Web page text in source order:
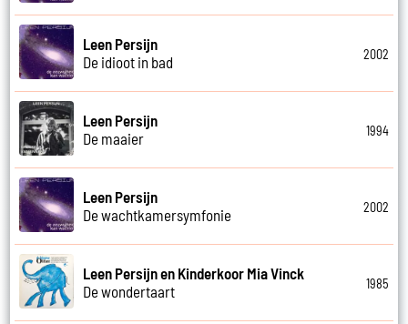
Leen Persijn
De idioot in bad
2002
Leen Persijn
De maaier
1994
Leen Persijn
De wachtkamersymfonie
2002
Leen Persijn en Kinderkoor Mia Vinck
De wondertaart
1985